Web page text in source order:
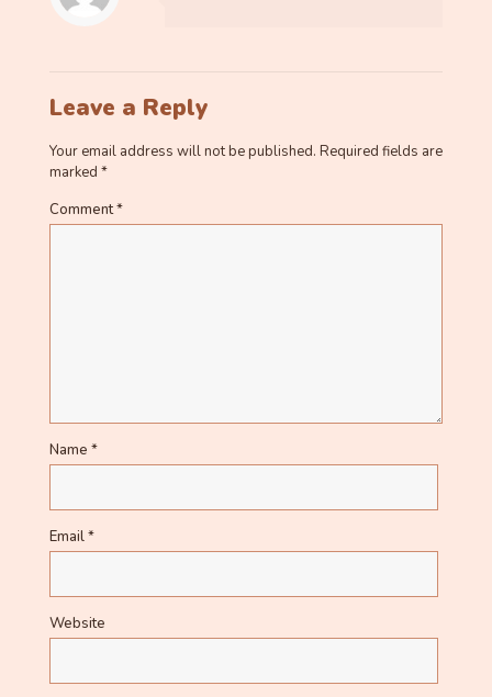
Leave a Reply
Your email address will not be published. Required fields are
marked *
Comment*
Name *
Email*
Website